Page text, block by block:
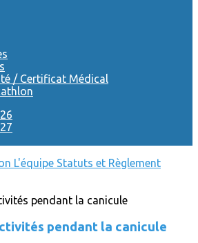
/ Certificat Médical
L'équipe Statuts et Règlement
pendant la canicule